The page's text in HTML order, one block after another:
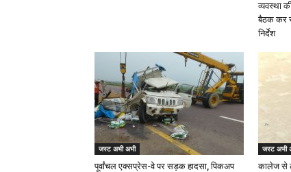
व्यवस्था
बैठक कर
निर्देश
जस्ट अभी अभी
पूर्वांचल एक्सप्रेस-वे पर सड़क हादसा, पिकअप
जस्ट अभी
कालेज से